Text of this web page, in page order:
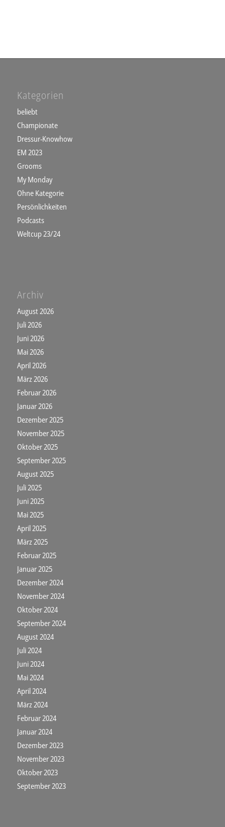
Kategorien
beliebt
Championate
Dressur-Knowhow
EM 2023
Grooms
My Monday
Ohne Kategorie
Persönlichkeiten
Podcasts
Weltcup 23/24
Archiv
August 2026
Juli 2026
Juni 2026
Mai 2026
April 2026
März 2026
Februar 2026
Januar 2026
Dezember 2025
November 2025
Oktober 2025
September 2025
August 2025
Juli 2025
Juni 2025
Mai 2025
April 2025
März 2025
Februar 2025
Januar 2025
Dezember 2024
November 2024
Oktober 2024
September 2024
August 2024
Juli 2024
Juni 2024
Mai 2024
April 2024
März 2024
Februar 2024
Januar 2024
Dezember 2023
November 2023
Oktober 2023
September 2023